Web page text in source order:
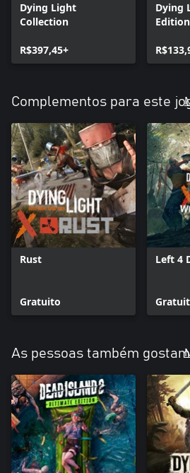
Dying Light
Collection
R$397,45+
Dying
Edition
Complementos para este
Rust
Gratuito
Left 4
As pessoas também gostam